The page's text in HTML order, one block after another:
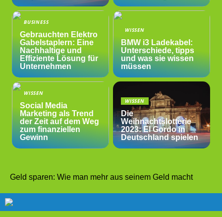
BUSINESS
Gebrauchten Elektro
Gabelstaplern: Eine
Nachhaltige und
Effiziente Lösung für
Unternehmen
WISSEN
BMW i3 Ladekabel:
Unterschiede, tipps
und was sie wissen
müssen
WISSEN
Social Media
Marketing als Trend
der Zeit auf dem Weg
zum finanziellen
Gewinn
WISSEN
Die
Weihnachtslotterie
2023: El Gordo in
Deutschland spielen
Geld sparen: Wie man mehr aus seinem Geld macht